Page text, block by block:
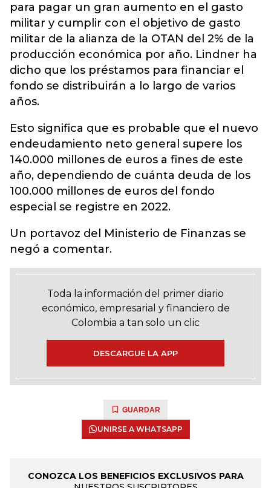
para pagar un gran aumento en el gasto
militar y cumplir con el objetivo de gasto
militar de la alianza de la OTAN del 2% de la
producción económica por año. Lindner ha
dicho que los préstamos para financiar el
fondo se distribuirán a lo largo de varios
años.
Esto significa que es probable que el nuevo
endeudamiento neto general supere los
140.000 millones de euros a fines de este
año, dependiendo de cuánta deuda de los
100.000 millones de euros del fondo
especial se registre en 2022.
Un portavoz del Ministerio de Finanzas se
negó a comentar.
Toda la información del primer diario
económico, empresarial y financiero de
Colombia a tan solo un clic
DESCARGUE LA APP
GUARDAR
UNIRSE A WHATSAPP
CONOZCA LOS BENEFICIOS EXCLUSIVOS PARA